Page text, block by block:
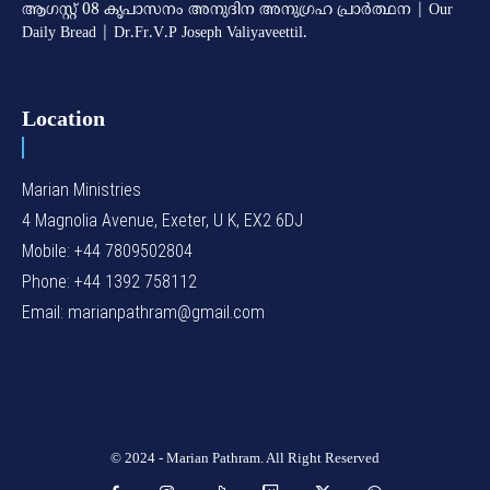
ആഗസ്റ്റ് 08 കൃപാസനം അനുദിന അനുഗ്രഹ പ്രാർത്ഥന | Our
Daily Bread | Dr.Fr.V.P Joseph Valiyaveettil.
Location
Marian Ministries
4 Magnolia Avenue, Exeter, U K, EX2 6DJ
Mobile: +44 7809502804
Phone: +44 1392 758112
Email: marianpathram@gmail.com
© 2024 - Marian Pathram. All Right Reserved